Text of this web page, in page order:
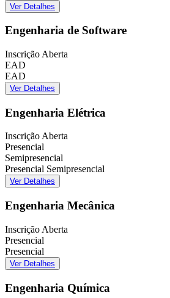
Ver Detalhes
Engenharia de Software
Inscrição Aberta
EAD
EAD
Ver Detalhes
Engenharia Elétrica
Inscrição Aberta
Presencial
Semipresencial
Presencial Semipresencial
Ver Detalhes
Engenharia Mecânica
Inscrição Aberta
Presencial
Presencial
Ver Detalhes
Engenharia Química